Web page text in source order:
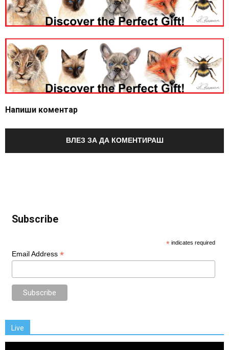
Напиши коментар
ВЛЕЗ ЗА ДА КОМЕНТИРАШ
Subscribe
* indicates required
Email Address *
Live